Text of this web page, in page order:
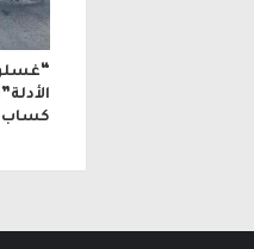
كساب